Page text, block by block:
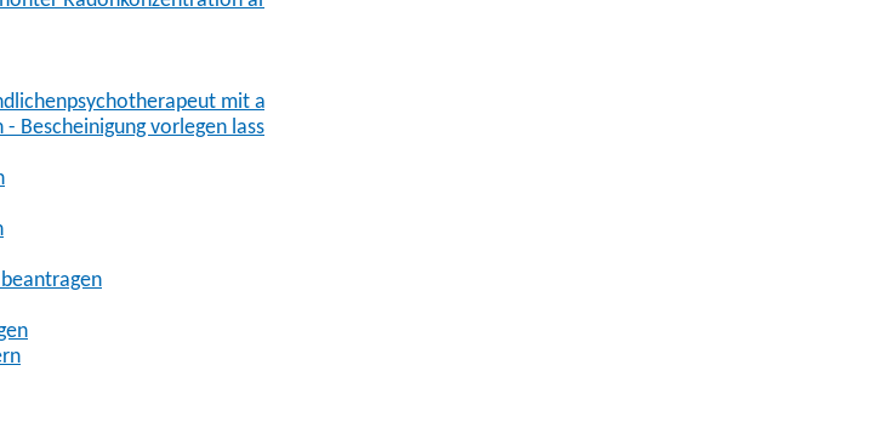
mit ausländischer Berufsausbildung – Approbation beantragen
vorlegen lassen